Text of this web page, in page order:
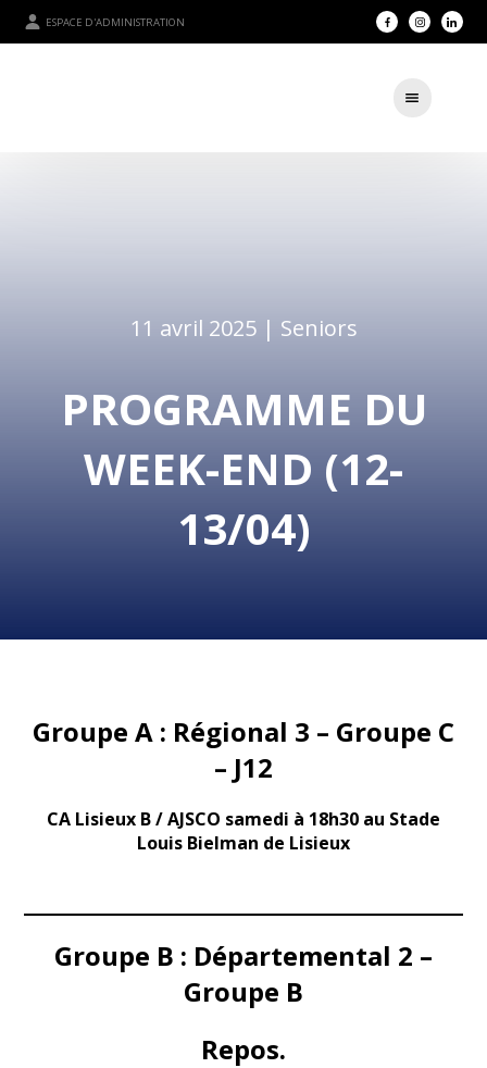
ESPACE D'ADMINISTRATION
11 avril 2025 | Seniors
PROGRAMME DU
WEEK-END (12-
13/04)
Groupe A : Régional 3 – Groupe C
– J12
CA Lisieux B / AJSCO samedi à 18h30 au Stade
Louis Bielman de Lisieux
Groupe B : Départemental 2 –
Groupe B
Repos.